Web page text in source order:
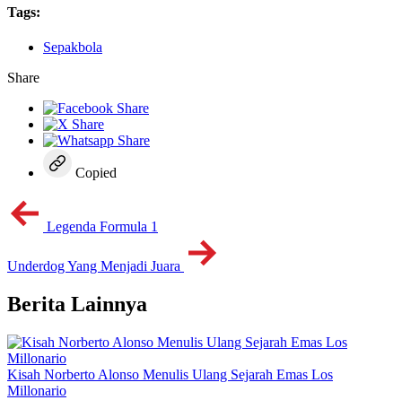
Tags:
Sepakbola
Share
Copied
Legenda Formula 1
Underdog Yang Menjadi Juara
Berita Lainnya
Kisah Norberto Alonso Menulis Ulang Sejarah Emas Los
Millonario